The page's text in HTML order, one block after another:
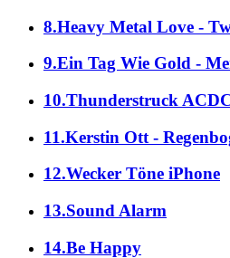
8.Heavy Metal Love -
9.Ein Tag Wie Gold -
10.Thunderstruck
11.Kerstin Ott -
12.Wecker Töne iPhone
13.Sound Alarm
14.Be Happy